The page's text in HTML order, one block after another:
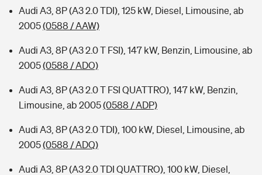
Audi A3, 8P (A3 2.0 TDI), 125 kW, Diesel, Limousine, ab
2005(0588 / AAW)
Audi A3, 8P (A3 2.0 T FSI), 147 kW, Benzin, Limousine, ab
2005(0588 / ADO)
Audi A3, 8P (A3 2.0 T FSI QUATTRO), 147 kW, Benzin,
Limousine, ab 2005(0588 / ADP)
Audi A3, 8P (A3 2.0 TDI), 100 kW, Diesel, Limousine, ab
2005(0588 / ADQ)
Audi A3, 8P (A3 2.0 TDI QUATTRO), 100 kW, Diesel,